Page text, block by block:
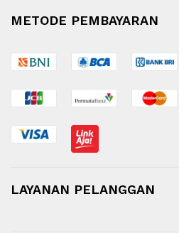
METODE PEMBAYARAN
LAYANAN PELANGGAN